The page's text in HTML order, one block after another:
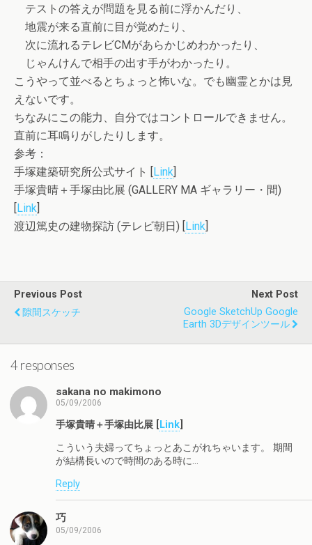
テストの答えが問題を見る前に浮かんだり、
地震が来る直前に目が覚めたり、
次に流れるテレビCMがあらかじめわかったり、
じゃんけんで相手の出す手がわかったり。
こうやって並べるとちょっと怖いな。でも幽霊とかは見
えないです。
ちなみにこの能力、自分ではコントロールできません。
直前に耳鳴りがしたりします。
参考：
手塚建築研究所公式サイト [Link]
手塚貴晴＋手塚由比展 (GALLERY MA ギャラリー・間)
[Link]
渡辺篤史の建物探訪 (テレビ朝日) [Link]
Previous Post
隙間スケッチ
Next Post
Google SketchUp Google
Earth 3Dデザインツール
4 responses
sakana no makimono
05/09/2006
手塚貴晴＋手塚由比展 [ Link
こういう夫婦ってちょっとあこがれちゃいます。 期間
が結構長いので時間のある時に…
Reply
巧
05/09/2006